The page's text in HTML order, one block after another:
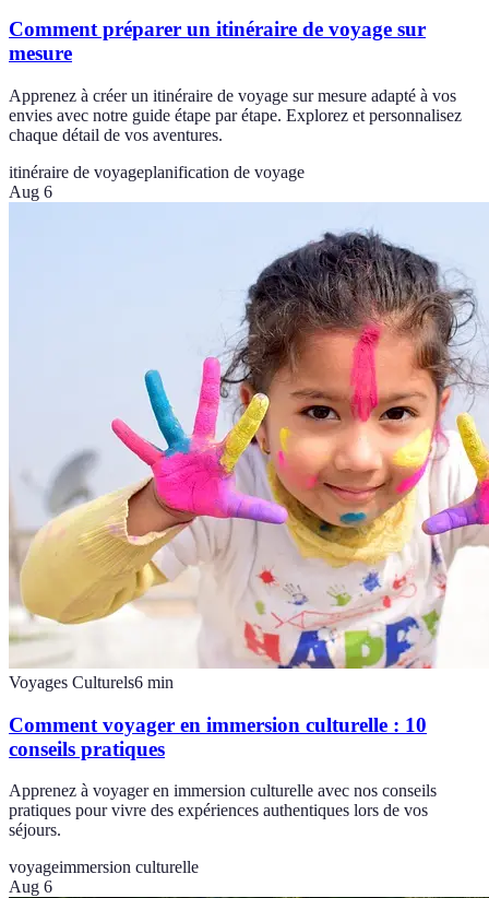
Comment préparer un itinéraire de voyage sur
mesure
Apprenez à créer un itinéraire de voyage sur mesure adapté à vos
envies avec notre guide étape par étape. Explorez et personnalisez
chaque détail de vos aventures.
itinéraire de voyageplanification de voyage
Aug 6
Voyages Culturels6 min
Comment voyager en immersion culturelle : 10
conseils pratiques
Apprenez à voyager en immersion culturelle avec nos conseils
pratiques pour vivre des expériences authentiques lors de vos
séjours.
voyageimmersion culturelle
Aug 6